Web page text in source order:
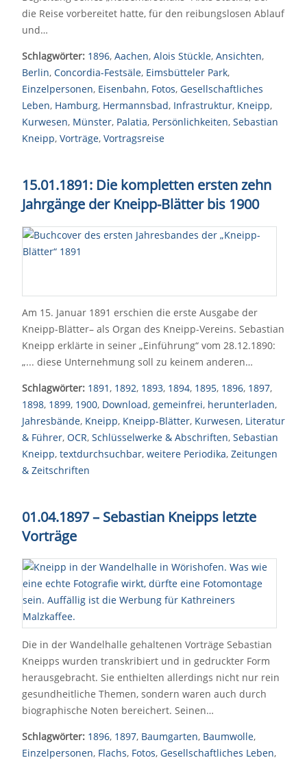
die Reise vorbereitet hatte, für den reibungslosen Ablauf
und…
Schlagwörter: 1896, Aachen, Alois Stückle, Ansichten,
Berlin, Concordia-Festsäle, Eimsbütteler Park,
Einzelpersonen, Eisenbahn, Fotos, Gesellschaftliches
Leben, Hamburg, Hermannsbad, Infrastruktur, Kneipp,
Kurwesen, Münster, Palatia, Persönlichkeiten, Sebastian
Kneipp, Vorträge, Vortragsreise
15.01.1891: Die kompletten ersten zehn
Jahrgänge der Kneipp-Blätter bis 1900
Am 15. Januar 1891 erschien die erste Ausgabe der
Kneipp-Blätter– als Organ des Kneipp-Vereins. Sebastian
Kneipp erklärte in seiner „Einführung“ vom 28.12.1890:
„... diese Unternehmung soll zu keinem anderen…
Schlagwörter: 1891, 1892, 1893, 1894, 1895, 1896, 1897,
1898, 1899, 1900, Download, gemeinfrei, herunterladen,
Jahresbände, Kneipp, Kneipp-Blätter, Kurwesen, Literatur
& Führer, OCR, Schlüsselwerke & Abschriften, Sebastian
Kneipp, textdurchsuchbar, weitere Periodika, Zeitungen
& Zeitschriften
01.04.1897 – Sebastian Kneipps letzte
Vorträge
Die in der Wandelhalle gehaltenen Vorträge Sebastian
Kneipps wurden transkribiert und in gedruckter Form
herausgebracht. Sie enthielten allerdings nicht nur rein
gesundheitliche Themen, sondern waren auch durch
biographische Noten bereichert. Seinen…
Schlagwörter: 1896, 1897, Baumgarten, Baumwolle,
Einzelpersonen, Flachs, Fotos, Gesellschaftliches Leben,